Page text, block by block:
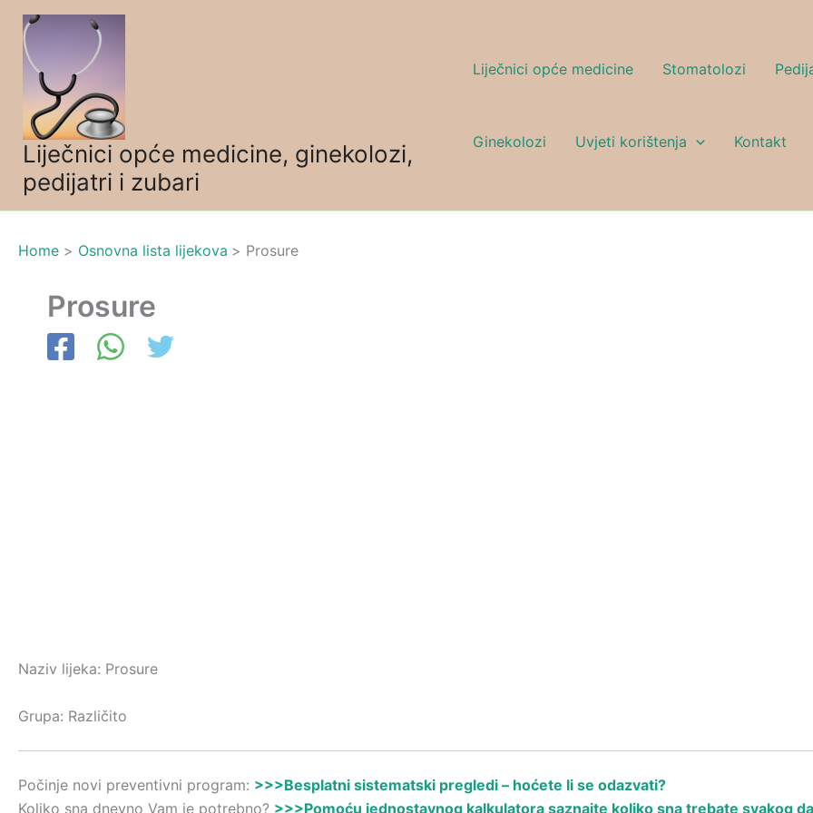
Skip
content
Liječnici opće medicine, ginekolozi,
pedijatri i zubari
Liječnici opće medicine Stomatolozi
Ginekolozi Uvjeti korištenja Kontakt
Home Osnovna lista lijekova Prosure
Prosure
Naziv lijeka: Prosure
Grupa: Različito
Počinje novi preventivni program: >>>Besplatni sistematski pregledi – hoćete li se odazvati?
Koliko sna dnevno Vam je potrebno? >>>Pomoću jednostavnog kalkulatora saznajte koliko sna trebate svakog